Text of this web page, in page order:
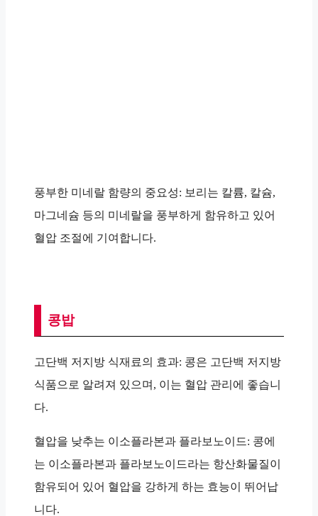
풍부한 미네랄 함량의 중요성: 보리는 칼륨, 칼슘,
마그네슘 등의 미네랄을 풍부하게 함유하고 있어
혈압 조절에 기여합니다.
콩밥
고단백 저지방 식재료의 효과: 콩은 고단백 저지방
식품으로 알려져 있으며, 이는 혈압 관리에 좋습니
다.
혈압을 낮추는 이소플라본과 플라보노이드: 콩에
는 이소플라본과 플라보노이드라는 항산화물질이
함유되어 있어 혈압을 강하게 하는 효능이 뛰어납
니다.